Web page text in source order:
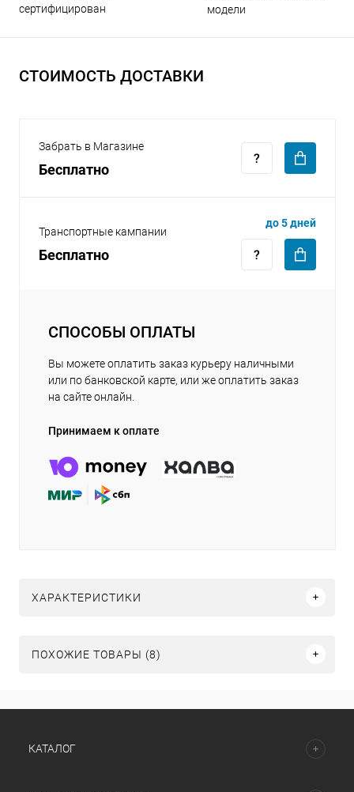
сертифицирован
модели
СТОИМОСТЬ ДОСТАВКИ
Забрать в Магазине
Бесплатно
Транспортные кампании
Бесплатно
до 5 дней
СПОСОБЫ ОПЛАТЫ
Вы можете оплатить заказ курьеру наличными
или по банковской карте, или же оплатить заказ
на сайте онлайн.
Принимаем к оплате
ХАРАКТЕРИСТИКИ
ПОХОЖИЕ ТОВАРЫ (8)
раз в 2 недели
КАТАЛОГ